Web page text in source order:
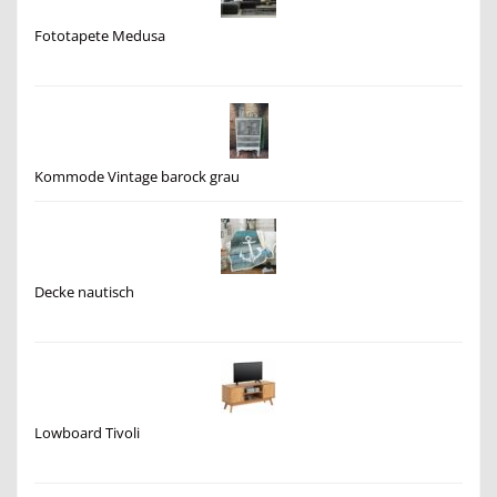
Fototapete Medusa
Kommode Vintage barock grau
Decke nautisch
Lowboard Tivoli